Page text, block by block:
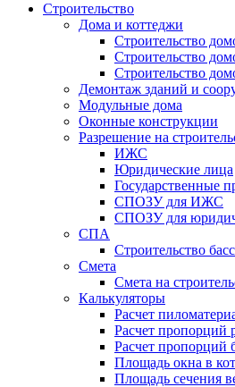
Строительство
Дома и коттеджи
Строительство
Строительство
Строительство
Демонтаж зданий и
Модульные дома
Оконные конструкции
Разрешение на
ИЖС
Юридические лица
Государственные
СПОЗУ для ИЖС
СПОЗУ для
СПА
Строительство
Смета
Смета на
Калькуляторы
Расчет
Расчет пропорций
Расчет пропорций
Площадь окна в
Площадь сечения